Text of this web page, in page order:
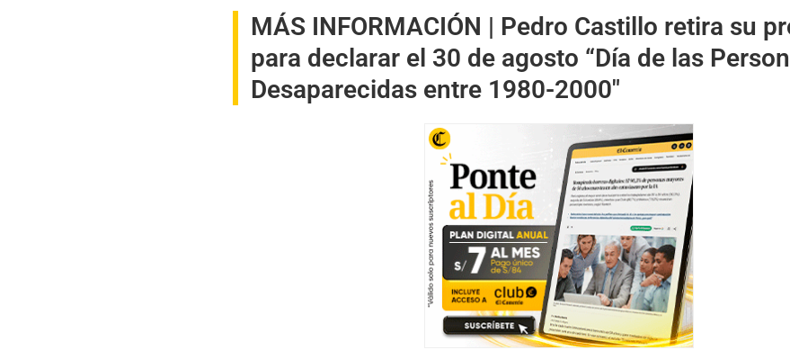
MÁS INFORMACIÓN | Pedro Castillo retira su
para declarar el 30 de agosto “Día de las
Desaparecidas entre 1980-2000″